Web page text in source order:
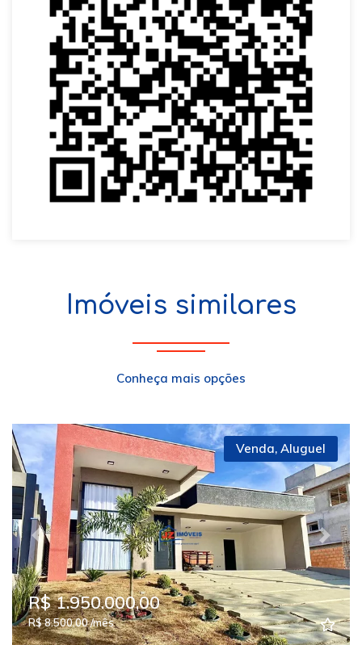
Imóveis similares
Conheça mais opções
Previous Next
Venda, Aluguel
R$ 1.950.000,00
R$ 8.500,00 /mês